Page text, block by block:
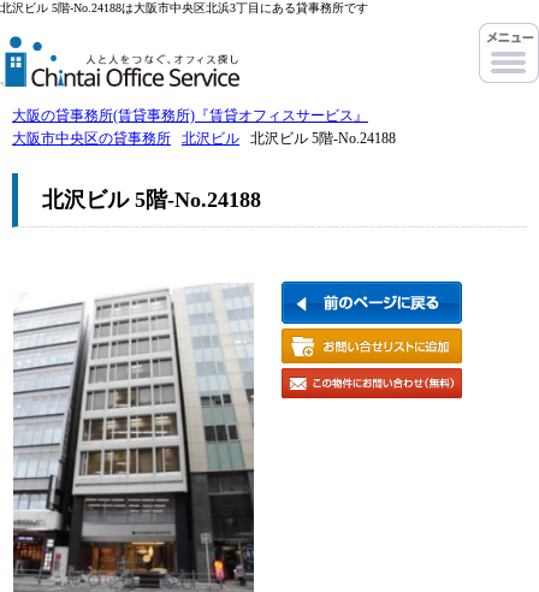
北沢ビル 5階-No.24188は大阪市中央区北浜3丁目にある貸事務所です
大阪の貸事務所(賃貸事務所)『賃貸オフィスサービス』
大阪市中央区の貸事務所
北沢ビル 北沢ビル 5階-No.24188
北沢ビル 5階-No.24188